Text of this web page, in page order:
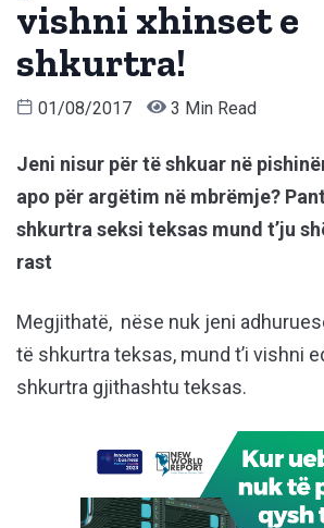
vishni xhinset e
shkurtra!
01/08/2017 3 Min Read
Jeni nisur për të shkuar në
apo për argëtim në mbrëmje?
shkurtra seksi teksas mund t’ju
rast
Megjithatë, nëse nuk jeni
të shkurtra teksas, mund t’i vishni
shkurtra gjithashtu teksas.